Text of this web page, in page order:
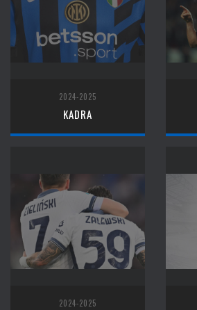
2024-2025
KADRA
2024-2025